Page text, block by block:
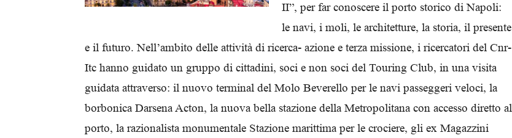
II”, per far conoscere il porto storico di Napoli:
le navi, i moli, le architetture, la storia, il presente
e il futuro. Nell’ambito delle attività di ricerca- azione e terza missione, i ricercatori del Cnr-
Itc hanno guidato un gruppo di cittadini, soci e non soci del Touring Club, in una visita
guidata attraverso: il nuovo terminal del Molo Beverello per le navi passeggeri veloci, la
borbonica Darsena Acton, la nuova bella stazione della Metropolitana con accesso diretto al
porto, la razionalista monumentale Stazione marittima per le crociere, gli ex Magazzini